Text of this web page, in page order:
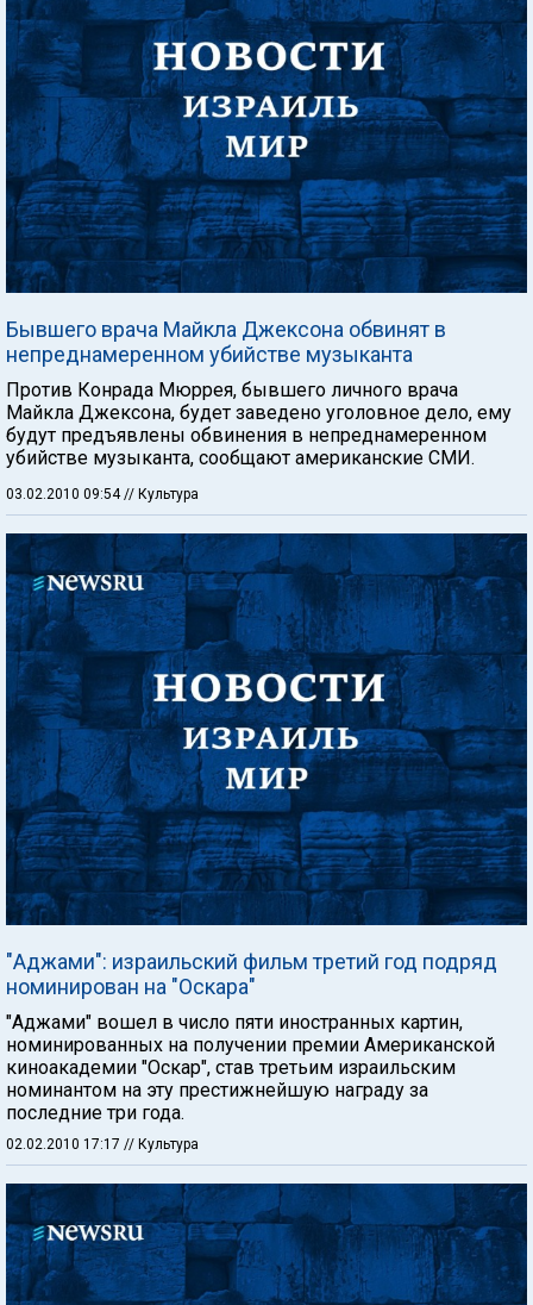
Бывшего врача Майкла Джексона обвинят в
непреднамеренном убийстве музыканта
Против Конрада Мюррея, бывшего личного врача
Майкла Джексона, будет заведено уголовное дело, ему
будут предъявлены обвинения в непреднамеренном
убийстве музыканта, сообщают американские СМИ.
03.02.2010 09:54// Культура
"Аджами": израильский фильм третий год подряд
номинирован на "Оскара"
"Аджами" вошел в число пяти иностранных картин,
номинированных на получении премии Американской
киноакадемии "Оскар", став третьим израильским
номинантом на эту престижнейшую награду за
последние три года.
02.02.2010 17:17 // Культура